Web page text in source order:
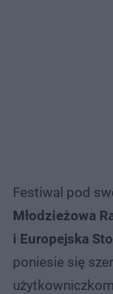
Festiwal pod
Młodzieżowa
i Europejska
poniesie się